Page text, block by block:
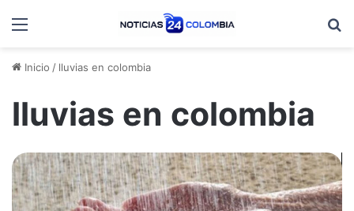
Menú
Inicio / lluvias en colombia
lluvias en colombia